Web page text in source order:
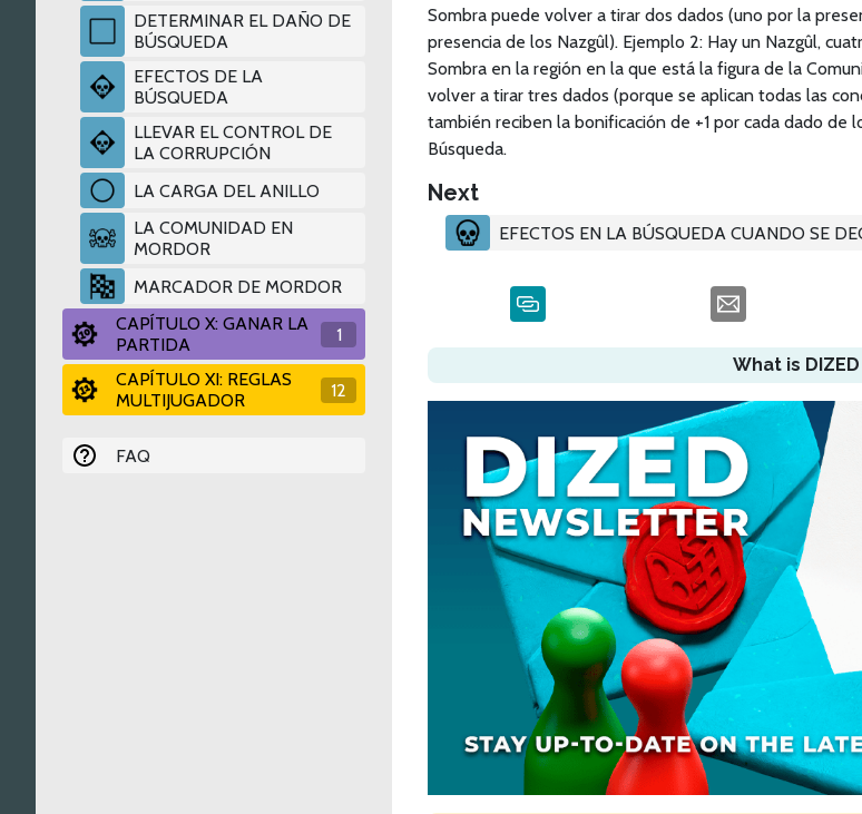
DETERMINAR EL DAÑO DE
BÚSQUEDA
EFECTOS DE LA
BÚSQUEDA
LLEVAR EL CONTROL DE
LA CORRUPCIÓN
LA CARGA DEL ANILLO
LA COMUNIDAD EN
MORDOR
MARCADOR DE MORDOR
CAPÍTULO X: GANAR LA
PARTIDA
1
CAPÍTULO XI: REGLAS
MULTIJUGADOR
12
FAQ
Sombra puede volver a tirar dos dados (uno por la
presencia de los Nazgûl). Ejemplo 2: Hay un Nazgûl,
Sombra en la región en la que está la figura de la
volver a tirar tres dados (porque se aplican todas las
también reciben la bonificación de +1 por cada dado de
Búsqueda.
Next
EFECTOS EN LA BÚSQUEDA CUANDO SE
What is